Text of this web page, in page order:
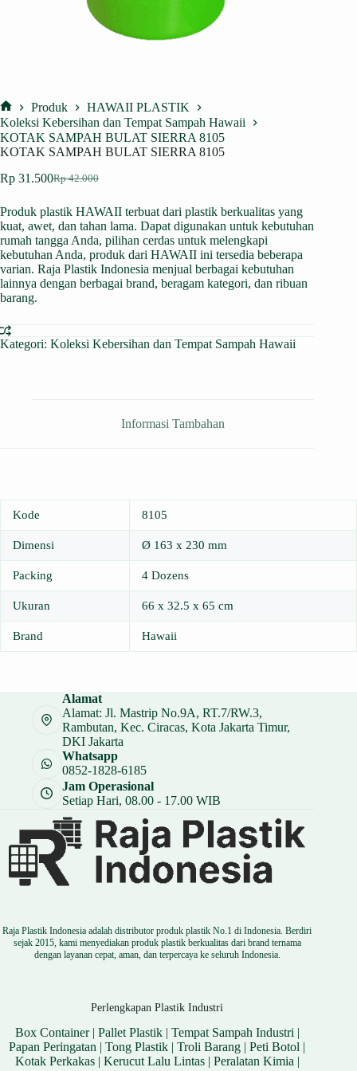
Home
Produk
HAWAII PLASTIK
Koleksi Kebersihan dan Tempat Sampah Hawaii
KOTAK SAMPAH BULAT SIERRA 8105
KOTAK SAMPAH BULAT SIERRA 8105
Rp42.000
Harga
adalah:
Rp 42.000.
Rp 31.500Harga
ini
adalah:
Rp 31.500.
Produk plastik HAWAII terbuat dari plastik berkualitas yang
kuat, awet, dan tahan lama. Dapat digunakan untuk kebutuhan
rumah tangga Anda, pilihan cerdas untuk melengkapi
kebutuhan Anda, produk dari HAWAII ini tersedia beberapa
varian. Raja Plastik Indonesia menjual berbagai kebutuhan
lainnya dengan berbagai brand, beragam kategori, dan ribuan
barang.
Kategori: Koleksi Kebersihan dan Tempat Sampah Hawaii
Informasi Tambahan
Kode 8105
Dimensi Ø 163 x 230 mm
Packing 4 Dozens
Ukuran 66 x 32.5 x 65 cm
Brand Hawaii
Alamat
Alamat: Jl. Mastrip No.9A, RT.7/RW.3,
Rambutan, Kec. Ciracas, Kota Jakarta Timur,
DKI Jakarta
Whatsapp
0852-1828-6185
Jam Operasional
Setiap Hari, 08.00 - 17.00 WIB
Raja Plastik Indonesia adalah distributor produk plastik No.1 di Indonesia. Berdiri
sejak 2015, kami menyediakan produk plastik berkualitas dari brand ternama
dengan layanan cepat, aman, dan terpercaya ke seluruh Indonesia.
Perlengkapan Plastik Industri
Box Container| Pallet Plastik| Tempat Sampah Industri |
Papan Peringatan |Tong Plastik |Troli Barang |Peti Botol |
Kotak Perkakas| Kerucut Lalu Lintas| Peralatan Kimia |